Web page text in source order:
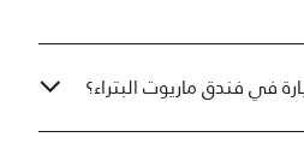
في فندق ماريوت البتراء؟